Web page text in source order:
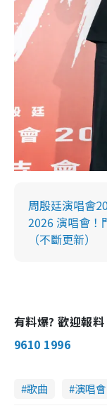
周殷廷演唱會
2026 演唱會！
（不斷更新）
有料爆? 歡迎報
9610 1996
歌曲 演唱會